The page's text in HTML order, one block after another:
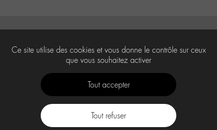
Ce site utilise des cookies et vous donne le contrôle sur ceux
que vous souhaitez activer
Tout accepter
Tout refuser